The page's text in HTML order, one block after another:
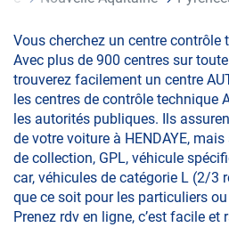
Vous cherchez un centre contrôle
Avec plus de 900 centres sur
trouverez facilement un centre
les centres de contrôle technique
les autorités publiques. Ils
de votre voiture à HENDAYE,
de collection, GPL, véhicule
car, véhicules de catégorie L (2/3
que ce soit pour les particuliers
Prenez rdv en ligne, c’est facile et